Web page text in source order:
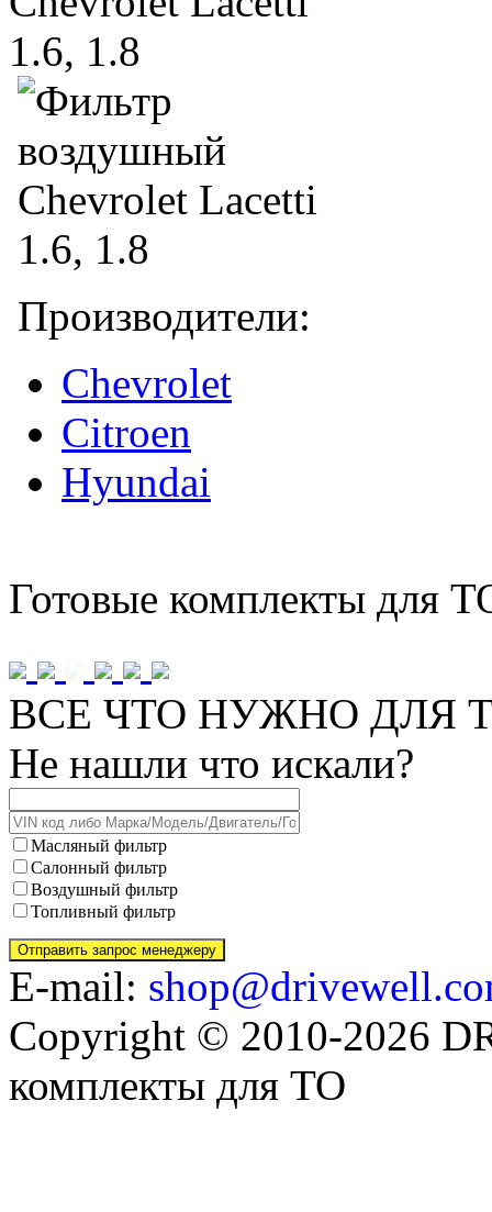
Производители:
Chevrolet
Citroen
Hyundai
Готовые комплекты для
ВСЕ ЧТО НУЖНО ДЛЯ
Не нашли что искали?
Масляный фильтр
Салонный фильтр
Воздушный фильтр
Топливный фильтр
E-mail:
Copyright © 2010-2026
комплекты для ТО